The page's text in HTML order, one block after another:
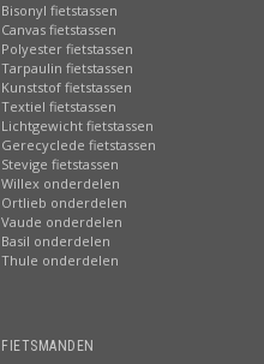
Bisonyl fietstassen
Canvas fietstassen
Polyester fietstassen
Tarpaulin fietstassen
Kunststof fietstassen
Textiel fietstassen
Lichtgewicht fietstassen
Gerecyclede fietstassen
Stevige fietstassen
Willex onderdelen
Ortlieb onderdelen
Vaude onderdelen
Basil onderdelen
Thule onderdelen
FIETSMANDEN